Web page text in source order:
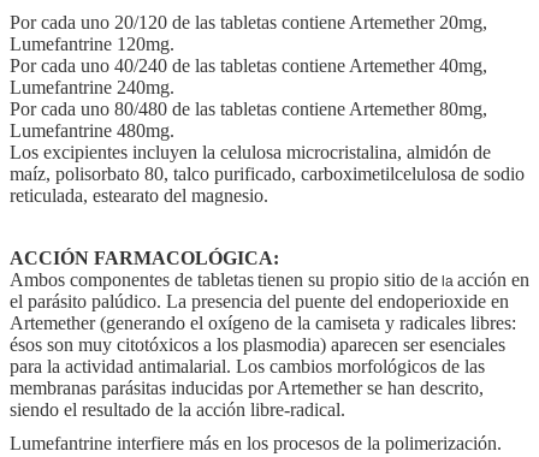
Por cada uno 20/120 de las tabletas contiene Artemether 20mg,
Lumefantrine 120mg.
Por cada uno 40/240 de las tabletas contiene Artemether 40mg,
Lumefantrine 240mg.
Por cada uno 80/480 de las tabletas contiene Artemether 80mg,
Lumefantrine 480mg.
Los excipientes incluyen la celulosa microcristalina, almidón de
maíz, polisorbato 80, talco purificado, carboximetilcelulosa de sodio
reticulada, estearato del magnesio.
ACCIÓN FARMACOLÓGICA:
Ambos componentes de tabletastienen su propio sitio de la acción en
el parásito palúdico. La presencia del puente del endoperioxide en
Artemether (generando el oxígeno de la camiseta y radicales libres:
ésos son muy citotóxicos a los plasmodia) aparecen ser esenciales
para la actividad antimalarial. Los cambios morfológicos de las
membranas parásitas inducidas por Artemether se han descrito,
siendo el resultado de la acción libre-radical.
Lumefantrine interfiere más en los procesos de la polimerización.